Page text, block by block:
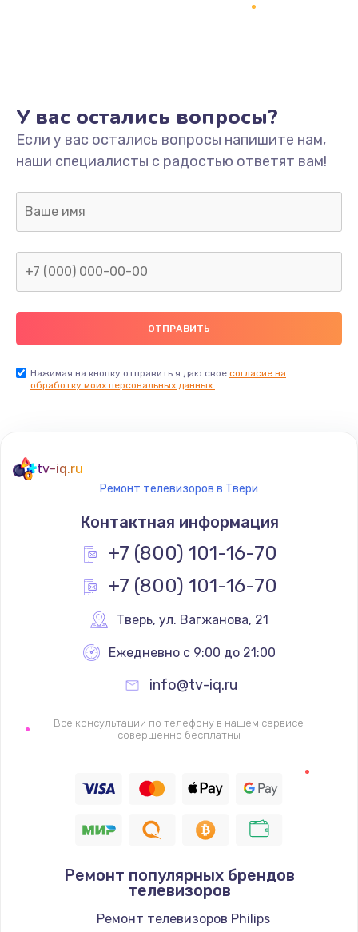
Не включается
1400 руб.
Заказать
Нет звука
800 руб.
Не видит флешку
400 руб.
Заказать
900 руб.
Заказать
900 руб.
Заказать
Не работает
1400 руб.
Восстановление цепи питания, пайка
Заказать
Программный ремонт/прошивка
У вас остались вопросы?
Если у вас остались вопросы напишите нам,
наши специалисты с радостью ответят вам!
Нажимая на кнопку отправить я даю свое согласие на
обработку моих персональных данных.
tv-iq.ru
Ремонт телевизоров в Твери
Контактная информация
+7 (800) 101-16-70
+7 (800) 101-16-70
Тверь, ул. Вагжанова, 21
Ежедневно с 9:00 до 21:00
info@tv-iq.ru
Все консультации по телефону в нашем сервисе
совершенно бесплатны
Ремонт популярных брендов
телевизоров
Ремонт телевизоров Philips